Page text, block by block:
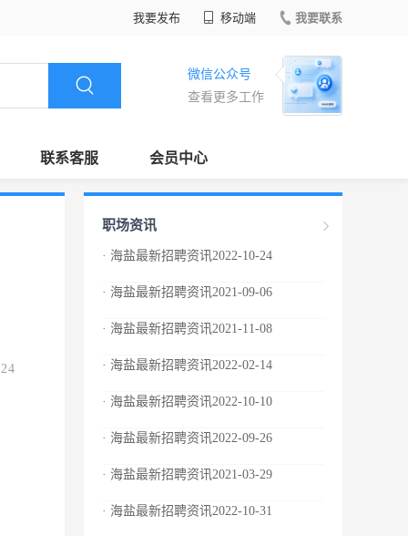
我要发布 移动端 我要联系
微信公众号
查看更多工作
联系客服 会员中心
职场资讯
· 海盐最新招聘资讯2022-10-24
· 海盐最新招聘资讯2021-09-06
· 海盐最新招聘资讯2021-11-08
· 海盐最新招聘资讯2022-02-14
· 海盐最新招聘资讯2022-10-10
· 海盐最新招聘资讯2022-09-26
· 海盐最新招聘资讯2021-03-29
· 海盐最新招聘资讯2022-10-31